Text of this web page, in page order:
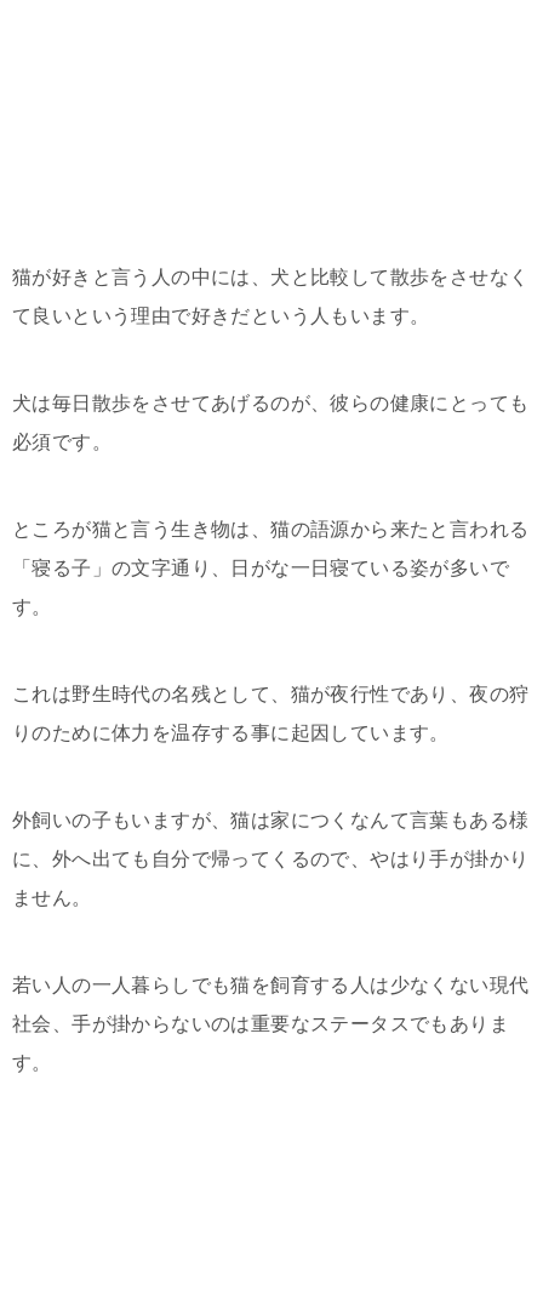
猫が好きと言う人の中には、犬と比較して散歩をさせなく
て良いという理由で好きだという人もいます。
犬は毎日散歩をさせてあげるのが、彼らの健康にとっても
必須です。
ところが猫と言う生き物は、猫の語源から来たと言われる
「寝る子」の文字通り、日がな一日寝ている姿が多いで
す。
これは野生時代の名残として、猫が夜行性であり、夜の狩
りのために体力を温存する事に起因しています。
外飼いの子もいますが、猫は家につくなんて言葉もある様
に、外へ出ても自分で帰ってくるので、やはり手が掛かり
ません。
若い人の一人暮らしでも猫を飼育する人は少なくない現代
社会、手が掛からないのは重要なステータスでもありま
す。